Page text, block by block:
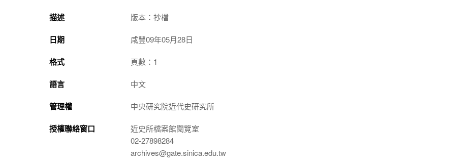
描述 版本：抄檔
日期 咸豐09年05月28日
格式 頁數：1
語言 中文
管理權 中央研究院近代史研究所
授權聯絡窗口
近史所檔案館閱覽室
02-27898284
archives@gate.sinica.edu.tw